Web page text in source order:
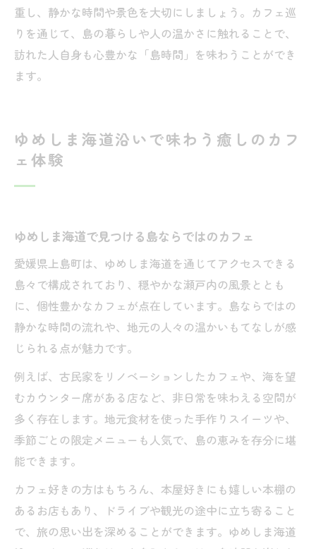
重し、静かな時間や景色を大切にしましょう。カフェ巡
りを通じて、島の暮らしや人の温かさに触れることで、
訪れた人自身も心豊かな「島時間」を味わうことができ
ます。
ゆめしま海道沿いで味わう癒しのカフ
ェ体験
ゆめしま海道で見つける島ならではのカフェ
愛媛県上島町は、ゆめしま海道を通じてアクセスできる
島々で構成されており、穏やかな瀬戸内の風景ととも
に、個性豊かなカフェが点在しています。島ならではの
静かな時間の流れや、地元の人々の温かいもてなしが感
じられる点が魅力です。
例えば、古民家をリノベーションしたカフェや、海を望
むカウンター席がある店など、非日常を味わえる空間が
多く存在します。地元食材を使った手作りスイーツや、
季節ごとの限定メニューも人気で、島の恵みを存分に堪
能できます。
カフェ好きの方はもちろん、本屋好きにも嬉しい本棚の
あるお店もあり、ドライブや観光の途中に立ち寄ること
で、旅の思い出を深めることができます。ゆめしま海道